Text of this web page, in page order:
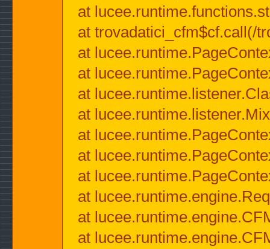
at
at trovadatici_cfm$cf.call(/
at
at
at
at
at
at
at
at
at
at